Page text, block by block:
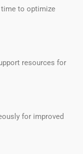
time to optimize
resources for
for improved